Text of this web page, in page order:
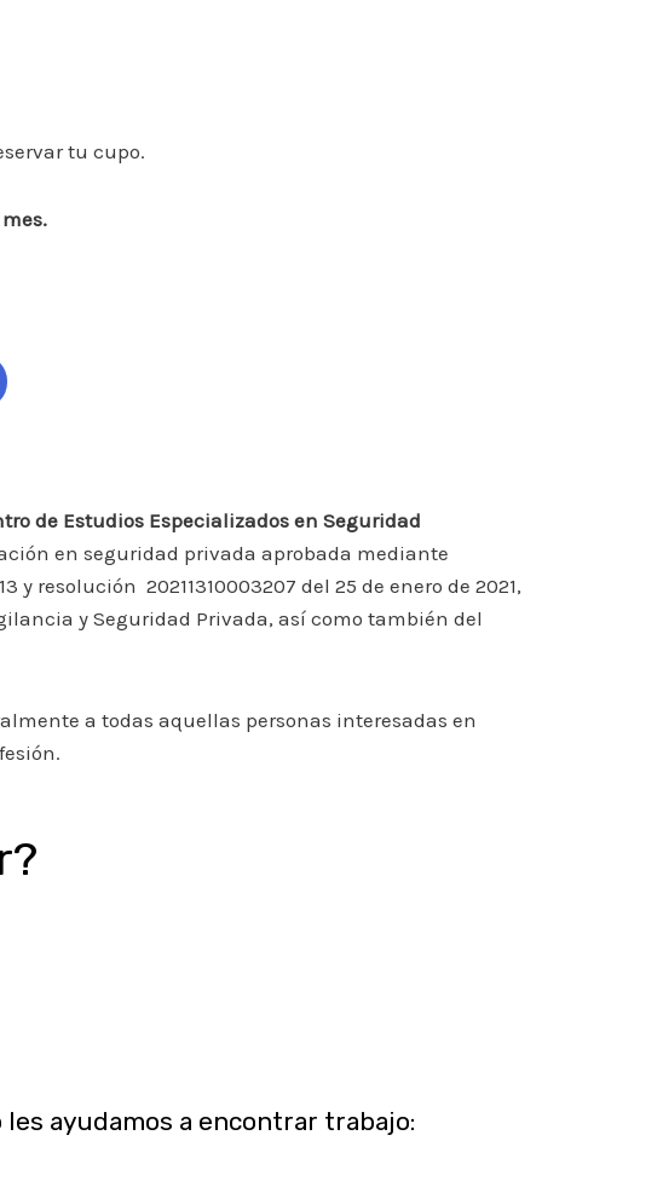
tu cupo.
de Estudios Especializados en Seguridad
en seguridad privada aprobada mediante
y resolución 20211310003207 del 25 de enero de 2021,
y Seguridad Privada, así como también del
a todas aquellas personas interesadas en
ayudamos a encontrar trabajo: